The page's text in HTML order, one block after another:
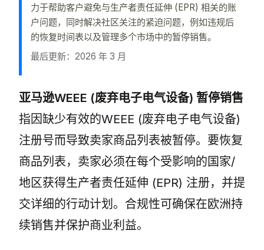
力于帮助客户避免与生产者责任延伸 (EPR) 相关的账
户问题，同时解决社区关注的紧迫问题，例如违规后
的恢复时间表以及管理多个市场中的暂停销售。
最后更新：2026 年 3 月
亚马逊WEEE (废弃电子电气设备) 暂停销售每年影
亚马逊WEEE (废弃电子电气设备) 暂停销售
指因缺少有效的WEEE (废弃电子电气设备)
注册号而导致卖家商品列表被暂停。要恢复
商品列表，卖家必须在每个受影响的国家/
地区获得生产者责任延伸 (EPR) 注册，并提
交详细的行动计划。合规性可确保在欧洲持
续销售并保护商业利益。